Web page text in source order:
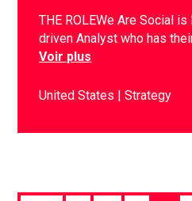
THE ROLEWe Are Social
driven Analyst who has
Voir plus
United States Strategy